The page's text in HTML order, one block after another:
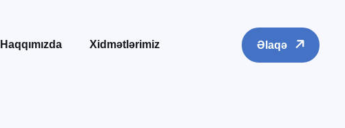
Haqqımızda Xidmətlərimiz Əlaqə